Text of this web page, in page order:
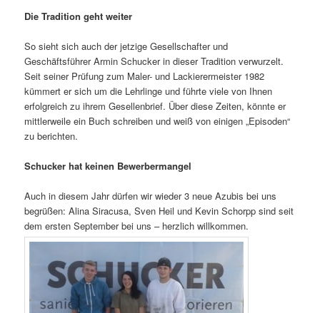
Die Tradition geht weiter
So sieht sich auch der jetzige Gesellschafter und
Geschäftsführer Armin Schucker in dieser Tradition verwurzelt.
Seit seiner Prüfung zum Maler- und Lackierermeister 1982
kümmert er sich um die Lehrlinge und führte viele von Ihnen
erfolgreich zu ihrem Gesellenbrief. Über diese Zeiten, könnte er
mittlerweile ein Buch schreiben und weiß von einigen „Episoden“
zu berichten.
Schucker hat keinen Bewerbermangel
Auch in diesem Jahr dürfen wir wieder 3 neue Azubis bei uns
begrüßen: Alina Siracusa, Sven Heil und Kevin Schorpp sind seit
dem ersten September bei uns – herzlich willkommen.